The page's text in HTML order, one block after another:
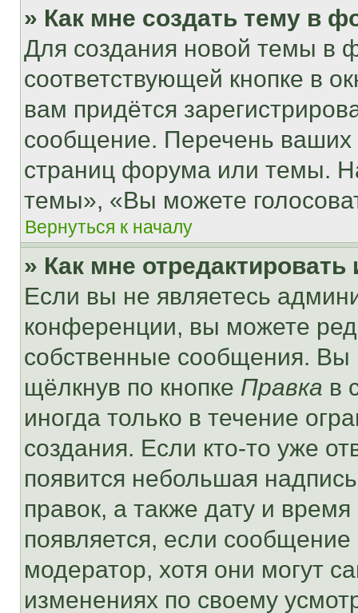
» Как мне создать тему в
Для создания новой темы в
соответствующей кнопке в
вам придётся
сообщение. Перечень ваших
страниц форума или темы.
темы», «Вы можете
Вернуться к началу
» Как мне
Если вы не являетесь
конференции, вы можете
собственные сообщения. Вы
щёлкнув по кнопке Правка в
иногда только в течение
создания. Если кто-то уже
появится небольшая
правок, а также дату и
появляется, если
модератор, хотя они могут
изменениях по своему